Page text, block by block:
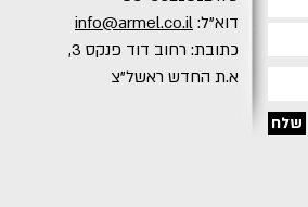
שלח
דוא"ל: info@armel.co.il
כתובת: רחוב דוד פנקס 3,
א.ת החדש ראשל"צ